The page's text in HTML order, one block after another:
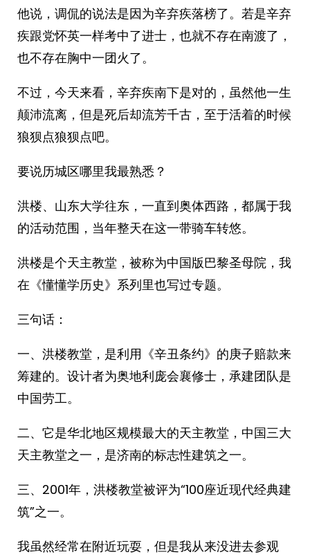
他说，调侃的说法是因为辛弃疾落榜了。若是辛弃
疾跟党怀英一样考中了进士，也就不存在南渡了，
也不存在胸中一团火了。
不过，今天来看，辛弃疾南下是对的，虽然他一生
颠沛流离，但是死后却流芳千古，至于活着的时候
狼狈点狼狈点吧。
要说历城区哪里我最熟悉？
洪楼、山东大学往东，一直到奥体西路，都属于我
的活动范围，当年整天在这一带骑车转悠。
洪楼是个天主教堂，被称为中国版巴黎圣母院，我
在《懂懂学历史》系列里也写过专题。
三句话：
一、洪楼教堂，是利用《辛丑条约》的庚子赔款来
筹建的。设计者为奥地利庞会襄修士，承建团队是
中国劳工。
二、它是华北地区规模最大的天主教堂，中国三大
天主教堂之一，是济南的标志性建筑之一。
三、2001年，洪楼教堂被评为“100座近现代经典建
筑”之一。
我虽然经常在附近玩耍，但是我从来没进去参观